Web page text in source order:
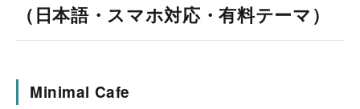
（日本語・スマホ対応・有料テーマ）
Minimal Cafe